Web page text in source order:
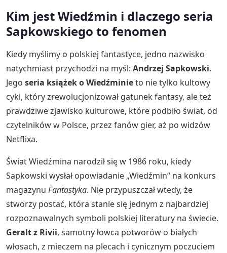
Kim jest Wiedźmin i dlaczego seria
Sapkowskiego to fenomen
Kiedy myślimy o polskiej fantastyce, jedno nazwisko
natychmiast przychodzi na myśl: Andrzej Sapkowski.
Jego seria książek o Wiedźminieto nie tylko kultowy
cykl, który zrewolucjonizował gatunek fantasy, ale też
prawdziwe zjawisko kulturowe, które podbiło świat, od
czytelników w Polsce, przez fanów gier, aż po widzów
Netflixa.
Świat Wiedźmina narodził się w 1986 roku, kiedy
Sapkowski wysłał opowiadanie „Wiedźmin” na konkurs
magazynu Fantastyka. Nie przypuszczał wtedy, że
stworzy postać, która stanie się jednym z najbardziej
rozpoznawalnych symboli polskiej literatury na świecie.
Geralt z Rivii, samotny łowca potworów o białych
włosach, z mieczem na plecach i cynicznym poczuciem